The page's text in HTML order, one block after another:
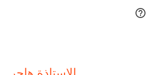
